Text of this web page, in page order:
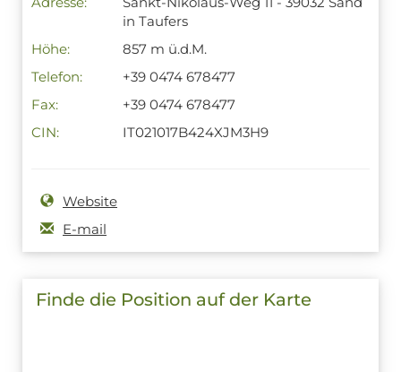
in Taufers
Höhe:
857 m ü.d.M.
Telefon:
+39 0474 678477
Fax:
+39 0474 678477
CIN:
IT021017B424XJM3H9
Website
E-mail
Finde die Position auf der Karte